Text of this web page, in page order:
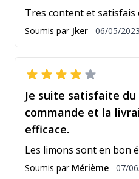
Tres content et
Soumis par Jker 6 mai 2023
06/05/2023
Je suite satisfaite
commande et la
efficace.
Les limons sont en bon
Soumis par Mérième 7 juin
07/